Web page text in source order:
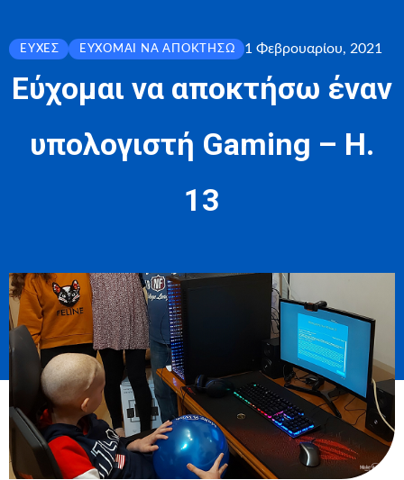
ΕΥΧΈΣ ΕΎΧΟΜΑΙ ΝΑ ΑΠΟΚΤΉΣΩ 1 Φεβρουαρίου, 2021
Εύχομαι να αποκτήσω έναν
υπολογιστή Gaming – Η.
13